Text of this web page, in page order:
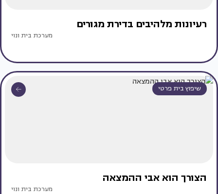
רעיונות מלהיבים בדירת מגורים
מערכת בית ונוי
שיפוץ בית פרטי
הצורך הוא אבי ההמצאה
מערכת בית ונוי